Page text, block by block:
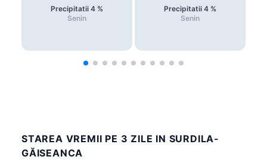
Precipitatii 4 %
Senin
Precipitatii 4 %
Senin
STAREA VREMII PE 3 ZILE IN SURDILA-
GĂISEANCA